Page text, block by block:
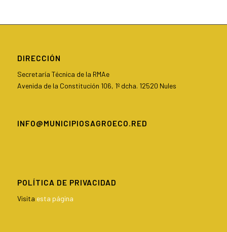
DIRECCIÓN
Secretaría Técnica de la RMAe
Avenida de la Constitución 106, 1º dcha. 12520 Nules
INFO@MUNICIPIOSAGROECO.RED
POLÍTICA DE PRIVACIDAD
Visita esta página